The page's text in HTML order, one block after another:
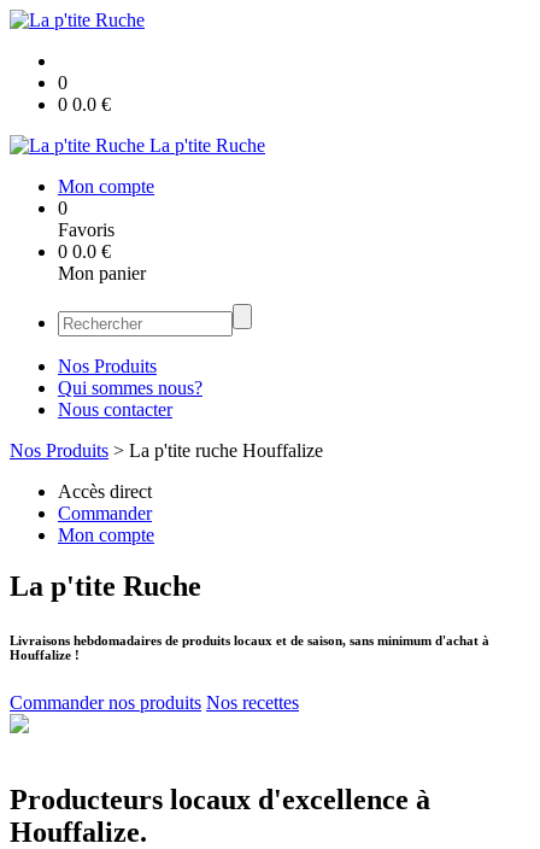
0
0 0.0 €
La p'tite Ruche
Mon compte
0
Favoris
0 0.0 €
Mon panier
Nos Produits
Qui sommes nous?
Nous contacter
Nos Produits > La p'tite ruche Houffalize
Accès direct
Commander
Mon compte
La p'tite Ruche
Livraisons hebdomadaires de produits locaux et de saison, sans minimum d'achat à
Houffalize !
Commander nos produits Nos recettes
Producteurs locaux d'excellence à
Houffalize.